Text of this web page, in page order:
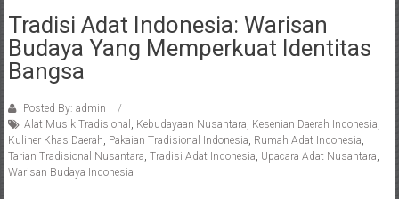
Tradisi Adat Indonesia: Warisan
Budaya Yang Memperkuat Identitas
Bangsa
Posted By: admin
Alat Musik Tradisional , Kebudayaan Nusantara, Kesenian Daerah Indonesia,
Kuliner Khas Daerah, Pakaian Tradisional Indonesia, Rumah Adat Indonesia,
Tarian Tradisional Nusantara, Tradisi Adat Indonesia, Upacara Adat Nusantara,
Warisan Budaya Indonesia